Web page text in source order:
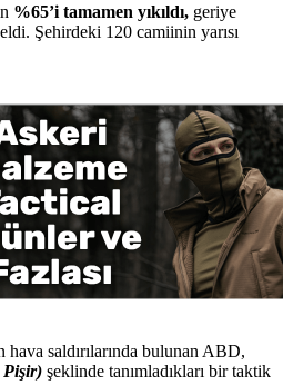
%65’i tamamen yıkıldı, geriye
Şehirdeki 120 camiinin yarısı
saldırılarında bulunan ABD,
Pişir) şeklinde tanımladıkları bir taktik